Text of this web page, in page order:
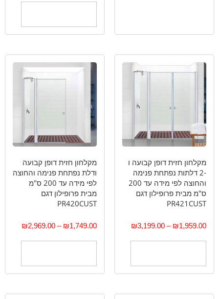
מקלחון חזית דופן קבועה ו
-2 דלתות נפתחת פנימה
והחוצה לפי מידה עד 200
ס"מ מבית פרופילון דגם
PR421CUST
₪1,959.00
–
₪3,199.00
מקלחון חזית דופן קבועה
ודלת נפתחת פנימה והחוצה
לפי מידה עד 200 ס"מ
מבית פרופילון דגם
PR420CUST
₪1,749.00
–
₪2,969.00